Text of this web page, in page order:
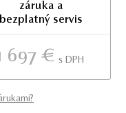
záruka a
bezplatný servis
697 € S DPH